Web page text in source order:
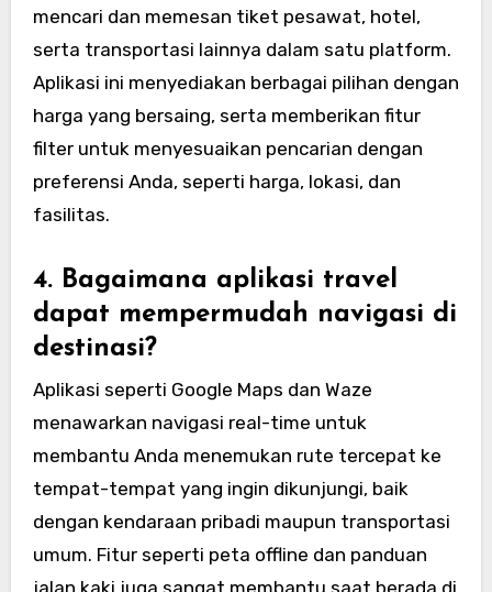
mencari dan memesan tiket pesawat, hotel,
serta transportasi lainnya dalam satu platform.
Aplikasi ini menyediakan berbagai pilihan dengan
harga yang bersaing, serta memberikan fitur
filter untuk menyesuaikan pencarian dengan
preferensi Anda, seperti harga, lokasi, dan
fasilitas.
4. Bagaimana aplikasi travel
dapat mempermudah navigasi di
destinasi?
Aplikasi seperti Google Maps dan Waze
menawarkan navigasi real-time untuk
membantu Anda menemukan rute tercepat ke
tempat-tempat yang ingin dikunjungi, baik
dengan kendaraan pribadi maupun transportasi
umum. Fitur seperti peta offline dan panduan